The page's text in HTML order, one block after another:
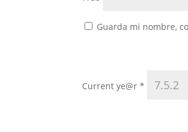
Guarda mi nombre,
Current ye@r*